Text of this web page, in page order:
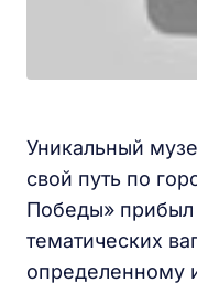
Уникальный
свой путь по
Победы» прибыл
тематических
определенному